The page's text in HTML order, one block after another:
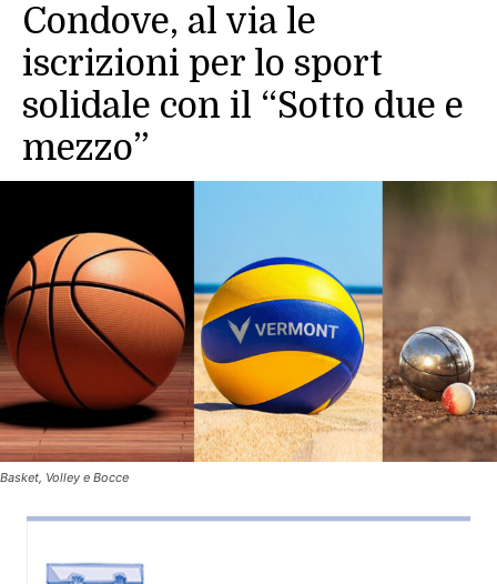
Condove, al via le
iscrizioni per lo sport
solidale con il “Sotto due e
mezzo”
Basket, Volley e Bocce